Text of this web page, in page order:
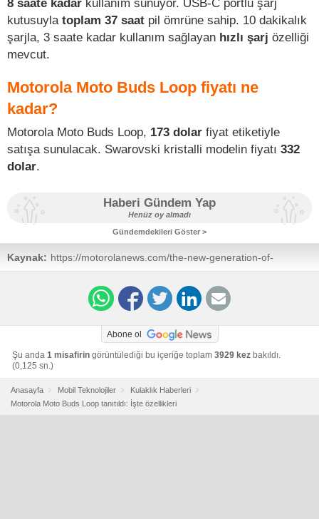
8 saate kadar kullanım sunuyor. USB-C portlu şarj
kutusuyla toplam 37 saat pil ömrüne sahip. 10 dakikalık
şarjla, 3 saate kadar kullanım sağlayan hızlı şarj özelliği
mevcut.
Motorola Moto Buds Loop fiyatı ne
kadar?
Motorola Moto Buds Loop, 173 dolar fiyat etiketiyle
satışa sunulacak. Swarovski kristalli modelin fiyatı 332
dolar.
Haberi Gündem Yap
Henüz oy almadı
Gündemdekileri Göster >
Kaynak: https://motorolanews.com/the-new-generation-of-
motorola-razr-is-here-with-the-most-powerful-flip-phone-
Abone ol
Şu anda 1 misafirin görüntülediği bu içeriğe toplam 3929 kez bakıldı.
(0,125 sn.)
Anasayfa Mobil Teknolojiler
Kulaklık Haberleri
Motorola Moto Buds Loop tanıtıldı: İşte özellikleri